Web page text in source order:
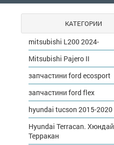
КАТЕГОРИИ
mitsubishi L200 2024-
Mitsubishi Pajero II
запчастини ford ecosport
запчастини ford flex
hyundai tucson 2015-2020
Hyundai Terracan. Хюндай
Терракан